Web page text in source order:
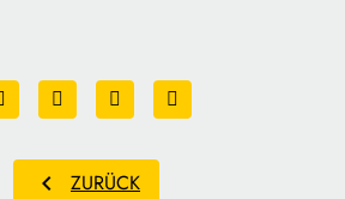
chevron_left ZURÜCK